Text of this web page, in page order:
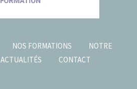
NOS FORMATIONS
NOTRE
ACTUALITÉS CONTACT